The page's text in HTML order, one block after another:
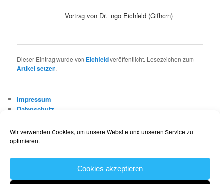
Wir verwenden Cookies, um unsere Website und unseren Service zu
optimieren.
Cookies akzeptieren
Vortrag von Dr. Ingo Eichfeld (Gifhorn)
Dieser Eintrag wurde von Eichfeldveröffentlicht. Lesezeichen zum
Artikel setzen.
Impressum
Datenschutz
Museums- und Heimatverein Gifhorn e.V.